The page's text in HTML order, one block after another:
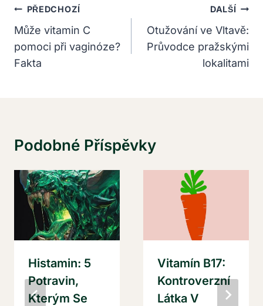
Navigace
Pro
Příspěvek
PŘEDCHOZÍ
Může vitamin C
pomoci při vaginóze?
Fakta
DALŠÍ
Otužování ve Vltavě:
Průvodce pražskými
lokalitami
Podobné Příspěvky
Histamin: 5
Potravin,
Kterým Se
Vitamín B17:
Kontroverzní
Látka V